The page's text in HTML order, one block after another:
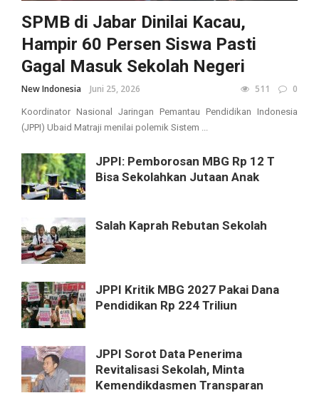
SPMB di Jabar Dinilai Kacau,
Hampir 60 Persen Siswa Pasti
Gagal Masuk Sekolah Negeri
New Indonesia Juni 25, 2026 511 0
Koordinator Nasional Jaringan Pemantau Pendidikan Indonesia
(JPPI) Ubaid Matraji menilai polemik Sistem ...
JPPI: Pemborosan MBG Rp 12 T
Bisa Sekolahkan Jutaan Anak
Salah Kaprah Rebutan Sekolah
JPPI Kritik MBG 2027 Pakai Dana
Pendidikan Rp 224 Triliun
JPPI Sorot Data Penerima
Revitalisasi Sekolah, Minta
Kemendikdasmen Transparan